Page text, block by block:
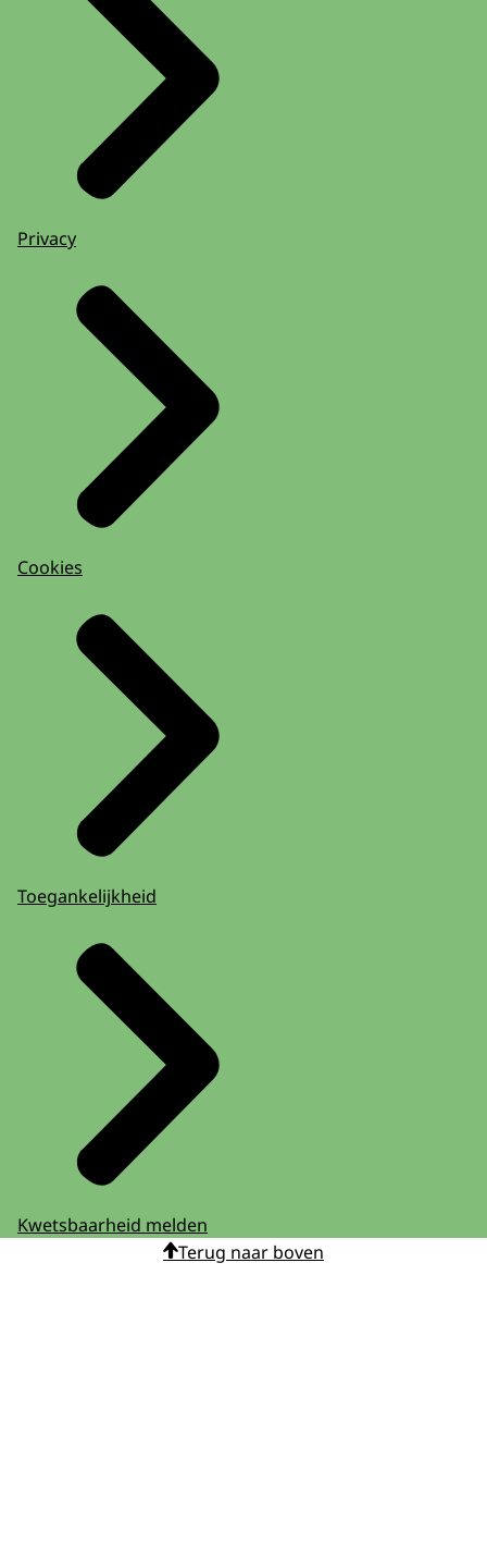
Privacy
Cookies
Toegankelijkheid
Kwetsbaarheid melden
Terug naar boven